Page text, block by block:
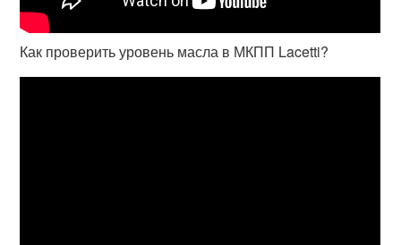
Как проверить уровень масла в МКПП Lacetti?